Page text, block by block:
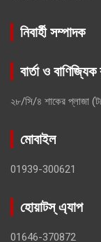
নিবার্হী সম্পাদক
বার্তা ও বাণিজ্যিক
২৮/সি/৪ শাকের প্লাজা
মোবাইল
01939-300621
হোয়াটস্ এ্যাপ
01646-370872